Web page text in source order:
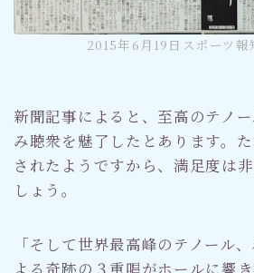
2015年6月19日スポーツ報
新聞記事によると、至高のテノ
み聴衆を魅了したとあります。
されたようですから、満足度は
しょう。
「そして世界最高峰のテノール